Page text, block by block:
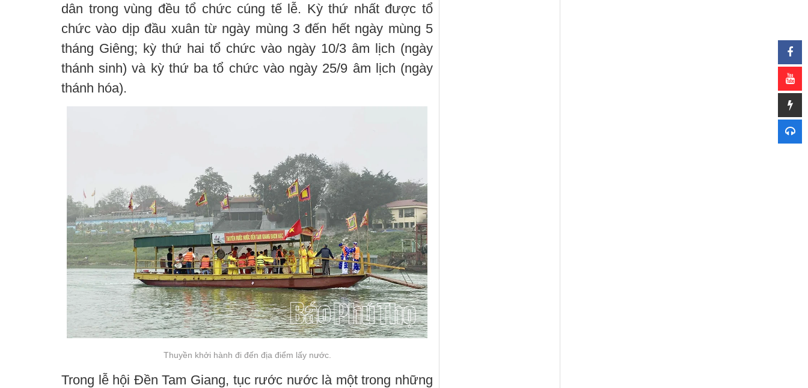
dân trong vùng đều tổ chức cúng tế lễ. Kỳ thứ nhất được tổ
chức vào dịp đầu xuân từ ngày mùng 3 đến hết ngày mùng 5
tháng Giêng; kỳ thứ hai tổ chức vào ngày 10/3 âm lịch (ngày
thánh sinh) và kỳ thứ ba tổ chức vào ngày 25/9 âm lịch (ngày
thánh hóa).
Thuyền khởi hành đi đến địa điểm lấy nước.
Trong lễ hội Đền Tam Giang, tục rước nước là một trong những